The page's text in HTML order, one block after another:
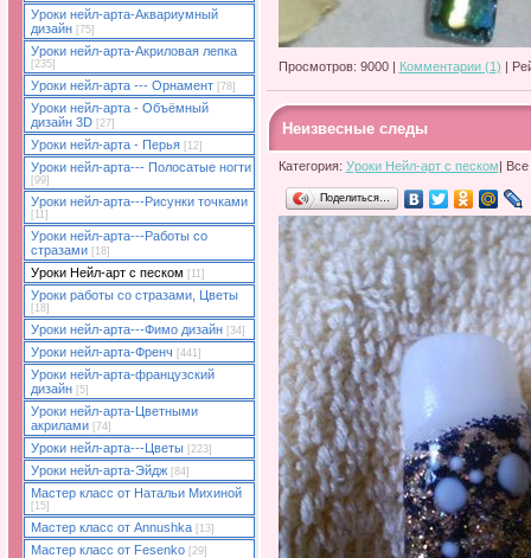
Просмотров: 9000 | Комментарии (1) |
Неизвесные следы
Категория: Уроки Нейл-арт с песком| Все
Поделиться…
Уроки нейл-арта-Аквариумный
дизайн
[75]
Уроки нейл-арта-Акриловая лепка
[235]
Уроки нейл-арта --- Орнамент [78]
Уроки нейл-арта - Объёмный
дизайн 3D
[27]
Уроки нейл-арта - Перья [12]
Уроки нейл-арта--- Полосатые ногти
[99]
Уроки нейл-арта---Рисунки точками
[11]
Уроки нейл-арта---Работы со
стразами
[18]
Уроки Нейл-арт с песком [11]
Уроки работы со стразами, Цветы
[18]
Уроки нейл-арта---Фимо дизайн [34]
Уроки нейл-арта-Френч [441]
Уроки нейл-арта-французский
дизайн
[5]
Уроки нейл-арта-Цветными
акрилами
[74]
Уроки нейл-арта---Цветы [223]
Уроки нейл-арта-Эйдж [84]
Мастер класс от Натальи Михиной
[15]
Мастер класс от Annushka [13]
Мастер класс от Fesenko [29]